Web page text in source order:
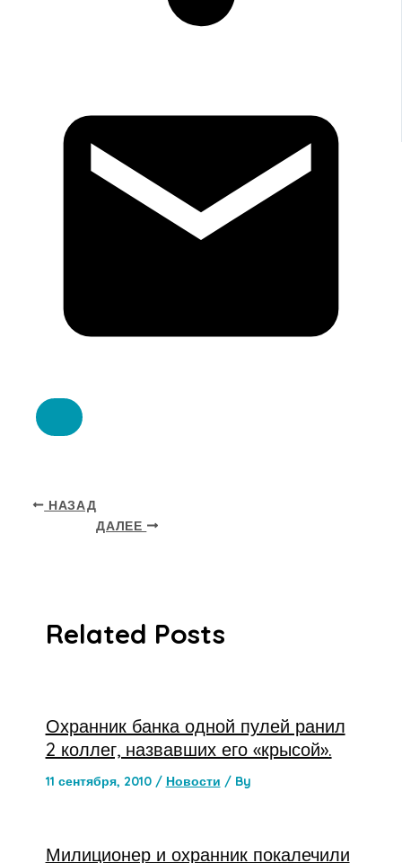
НАЗАД
ДАЛЕЕ
Related Posts
Охранник банка одной пулей ранил
2 коллег, назвавших его «крысой».
11 сентября, 2010 / Новости / By
Милиционер и охранник покалечили